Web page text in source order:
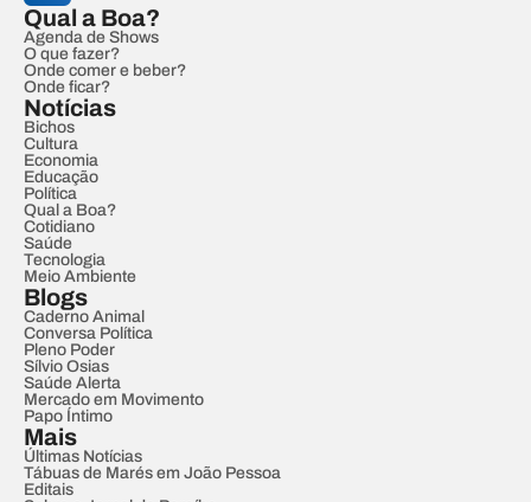
Qual a Boa?
Agenda de Shows
O que fazer?
Onde comer e beber?
Onde ficar?
Notícias
Bichos
Cultura
Economia
Educação
Política
Qual a Boa?
Cotidiano
Saúde
Tecnologia
Meio Ambiente
Blogs
Caderno Animal
Conversa Política
Pleno Poder
Sílvio Osias
Saúde Alerta
Mercado em Movimento
Papo Íntimo
Mais
Últimas Notícias
Tábuas de Marés em João Pessoa
Editais